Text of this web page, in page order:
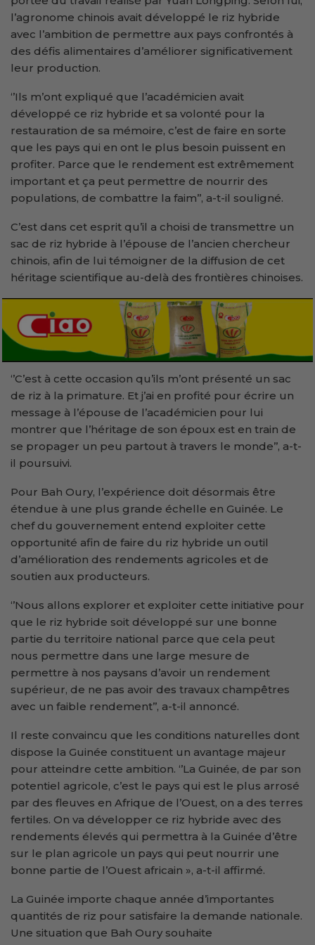
l’agronome chinois avait développé le riz hybride
avec l’ambition de permettre aux pays confrontés à
des défis alimentaires d’améliorer significativement
leur production.
‘’Ils m’ont expliqué que l’académicien avait
développé ce riz hybride et sa volonté pour la
restauration de sa mémoire, c’est de faire en sorte
que les pays qui en ont le plus besoin puissent en
profiter. Parce que le rendement est extrêmement
important et ça peut permettre de nourrir des
populations, de combattre la faim’’, a-t-il souligné.
C’est dans cet esprit qu’il a choisi de transmettre un
sac de riz hybride à l’épouse de l’ancien chercheur
chinois, afin de lui témoigner de la diffusion de cet
héritage scientifique au-delà des frontières chinoises.
‘’C’est à cette occasion qu’ils m’ont présenté un sac
de riz à la primature. Et j’ai en profité pour écrire un
message à l’épouse de l’académicien pour lui
montrer que l’héritage de son époux est en train de
se propager un peu partout à travers le monde’’, a-t-
il poursuivi.
Pour Bah Oury, l’expérience doit désormais être
étendue à une plus grande échelle en Guinée. Le
chef du gouvernement entend exploiter cette
opportunité afin de faire du riz hybride un outil
d’amélioration des rendements agricoles et de
soutien aux producteurs.
‘’Nous allons explorer et exploiter cette initiative pour
que le riz hybride soit développé sur une bonne
partie du territoire national parce que cela peut
nous permettre dans une large mesure de
permettre à nos paysans d’avoir un rendement
supérieur, de ne pas avoir des travaux champêtres
avec un faible rendement’’, a-t-il annoncé.
Il reste convaincu que les conditions naturelles dont
dispose la Guinée constituent un avantage majeur
pour atteindre cette ambition. ‘’La Guinée, de par son
potentiel agricole, c’est le pays qui est le plus arrosé
par des fleuves en Afrique de l’Ouest, on a des terres
fertiles. On va développer ce riz hybride avec des
rendements élevés qui permettra à la Guinée d’être
sur le plan agricole un pays qui peut nourrir une
bonne partie de l’Ouest africain », a-t-il affirmé.
La Guinée importe chaque année d’importantes
quantités de riz pour satisfaire la demande nationale.
Une situation que Bah Oury souhaite